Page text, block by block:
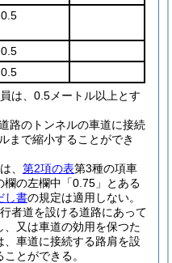
0.5
0.5
0.5
は、0.5メートル以上とす
路のトンネルの車道に接続
まで縮小することができ
、 第2項の表第3種の項車
の左欄中「0.75」とある
し書の規定は適用しない。
者道を設ける道路にあって
又は車道の効用を保つた
車道に接続する路肩を設
とができる。